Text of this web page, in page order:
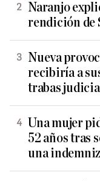
Naranjo
rendición de
Nueva
recibiría a
trabas
Una mujer
52 años tras
una